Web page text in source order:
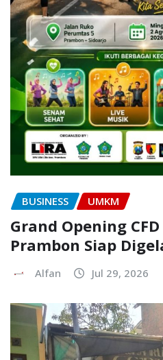
BUSINESS UMKM
Grand Opening CFD
Prambon Siap
Alfan Jul 29, 2026